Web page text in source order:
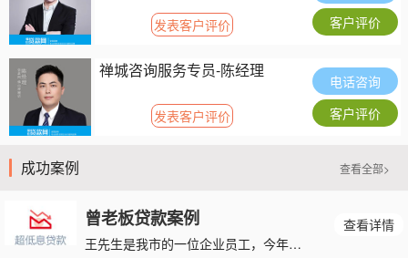
发表客户评价
客户评价
禅城咨询服务专员-陈经理
发表客户评价
电话咨询
客户评价
成功案例 查看全部>
曾老板贷款案例
王先生是我市的一位企业员工，今年30岁，本科学历，每月工资8000元，有社保，但是30岁的王先生
查看详情